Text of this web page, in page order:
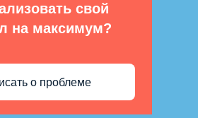
свой
на максимум?
о проблеме